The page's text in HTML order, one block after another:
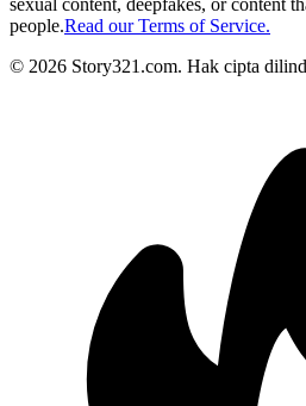
sexual content, deepfakes, or content
people.Read our Terms of Service.
© 2026 Story321.com. Hak cipta